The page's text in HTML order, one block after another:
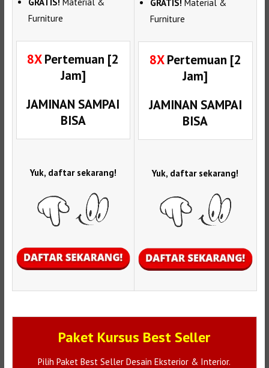
Furniture
8XPertemuan [2
Jam]
JAMINAN SAMPAI
BISA
Yuk, daftar sekarang!
GRATIS! Material &
Furniture
8XPertemuan [2
Jam]
JAMINAN SAMPAI
BISA
Yuk, daftar sekarang!
Paket Kursus Best Seller
Pilih Paket Best Seller Desain Eksterior & Interior.